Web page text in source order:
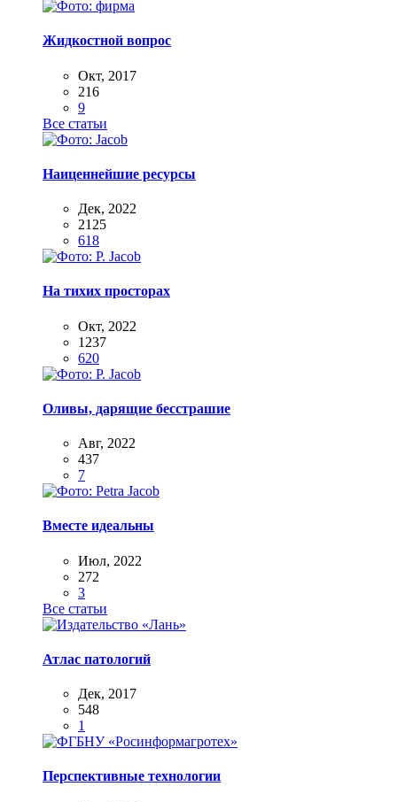
Жидкостной вопрос
Окт, 2017
216
9
Все статьи
Наиценнейшие ресурсы
Дек, 2022
2125
618
На тихих просторах
Окт, 2022
1237
620
Оливы, дарящие бесстрашие
Авг, 2022
437
7
Вместе идеальны
Июл, 2022
272
3
Все статьи
Атлас патологий
Дек, 2017
548
1
Перспективные технологии